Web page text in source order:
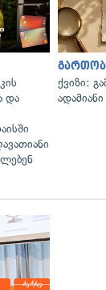
და
ქვიზი: